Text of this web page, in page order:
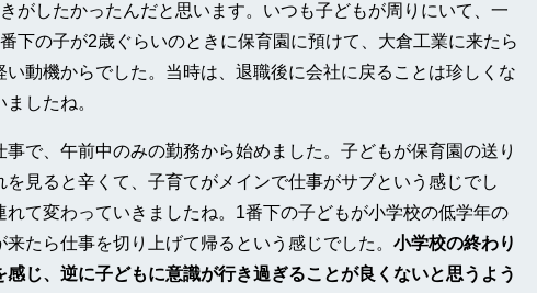
がしたかったんだと思います。いつも子どもが周りにいて、一
下の子が2歳ぐらいのときに保育園に預けて、大倉工業に来たら
動機からでした。当時は、退職後に会社に戻ることは珍しくな
したね。
で、午前中のみの勤務から始めました。子どもが保育園の送り
見ると辛くて、子育てがメインで仕事がサブという感じでし
て変わっていきましたね。1番下の子どもが小学校の低学年の
たら仕事を切り上げて帰るという感じでした。 小学校の終わり
じ、逆に子どもに意識が行き過ぎることが良くないと思うよう